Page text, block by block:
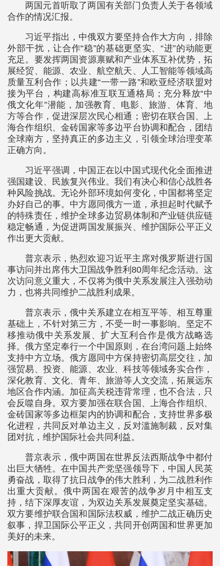
两国元首听取了两国有关部门负责人关于各领域
合作的情况汇报。
习近平指出，中俄双方要坚持合作大方向，排除
外部干扰，让合作“稳”的基础更坚实、“进”的动能更
充足。要发挥两国资源禀赋和产业体系互补优势，拓
展经贸、能源、农业、航空航天、人工智能等领域高
质量互利合作；以共建“一带一路”和欧亚经济联盟对
接为平台，构建高标准互联互通格局；充分释放“中
俄文化年”潜能，加强教育、电影、旅游、体育、地
方等合作，促进深层次民心相通；密切在联合国、上
海合作组织、金砖国家等多边平台协调和配合，团结
全球南方，坚持真正的多边主义，引领全球治理变革
正确方向。
习近平强调，中国正在以中国式现代化全面推进
强国建设、民族复兴伟业。我们有决心和信心战胜各
种风险挑战。无论外部环境如何变化，中国都将坚定
办好自己的事。中方愿同俄方一道，承担起时代赋予
的特殊责任，维护全球多边贸易体制和产业链供应链
稳定畅通，为促进两国发展振兴、维护国际公平正义
作出更大贡献。
普京表示，热烈欢迎习近平主席对俄罗斯进行国
事访问并出席伟大卫国战争胜利80周年纪念活动。这
次访问意义重大，不仅将为俄中关系发展注入强劲动
力，也将共同维护二战胜利成果。
普京表示，俄中关系建立在相互平等、相互尊重
基础上，不针对第三方，不受一时一事影响。坚定不
移推动俄中关系发展、扩大互利合作是俄方战略选
择。俄方坚定奉行一个中国原则，在台湾问题上始终
支持中方立场。俄方愿同中方保持密切高层交往，加
强贸易、投资、能源、农业、科技等领域务实合作，
深化教育、文化、青年、旅游等人文交流，拓展远东
地区合作内涵。加征高关税违背常理，也不合法，只
会反噬自身。双方要加强在联合国、上海合作组织、
金砖国家等多边框架内的协调和配合，支持世界多极
化进程，共同反对单边主义，反对滥施制裁，反对集
团对抗，维护国际社会共同利益。
普京表示，俄中两国在世界反法西斯战争中都付
出巨大牺牲。在中国共产党坚强领导下，中国人民英
勇奋战，取得了抗日战争的伟大胜利，为二战胜利作
出重大贡献。俄中两国在艰苦的战争岁月中相互支
持，结下深厚友谊，为双边关系发展奠定坚实基础。
双方要维护联合国和国际法权威，维护二战正确历史
叙事，捍卫国际公平正义，共同开创两国和世界更加
美好的未来。